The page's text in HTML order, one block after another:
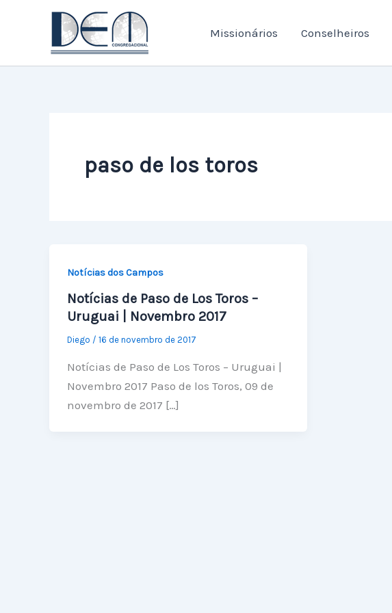
conteúdo
Missionários Conselheiros
paso de los toros
Notícias dos Campos
Notícias de Paso de Los Toros –
Uruguai | Novembro 2017
Diego / 16 de novembro de 2017
Notícias de Paso de Los Toros – Uruguai |
Novembro 2017 Paso de los Toros, 09 de
novembro de 2017 […]